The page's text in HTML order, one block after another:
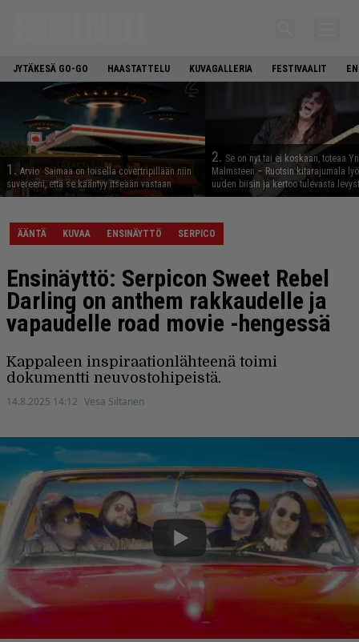
JYTÄKESÄ GO-GO HAASTATTELU KUVAGALLERIA FESTIVAALIT
1. Arvio: Saimaa on toisella covertripillään niin
suvereeni, että se kääntyy itseään vastaan
2. Se on nyt tai ei koskaan, toteaa
Malmsteen – Ruotsin kitarajumala
uuden biisin ja kertoo tulevasta
ÄÄNTÄ KUVAA ENSINÄYTTÖ SERPICO
Ensinäyttö: Serpicon Sweet Rebel
Darling on anthem rakkaudelle ja
vapaudelle road movie -hengessä
Kappaleen inspiraationlähteenä toimi
dokumentti neuvostohipeistä.
14.8.2025 14:12 Vesa Siltanen